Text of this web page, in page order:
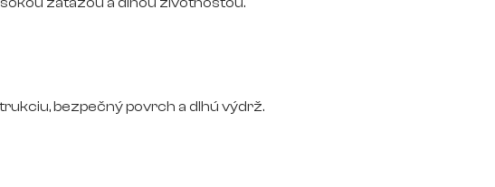
bezpečný povrch a dlhú výdrž.